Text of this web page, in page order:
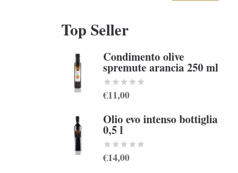
Top Seller
Condimento olive
spremute arancia 250 ml
€11,00
Olio evo intenso bottiglia
0,5 l
€14,00